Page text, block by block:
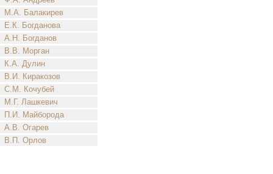
М.А. Балакирев
Е.К. Богданова
А.Н. Богданов
В.В. Морган
К.А. Дулин
В.И. Киракозов
С.М. Кочубей
М.Г. Лашкевич
П.И. Майборода
А.В. Огарев
В.П. Орлов